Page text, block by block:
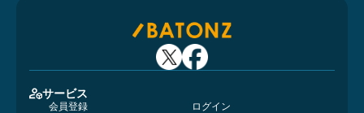
サービス
会員登録
ログイン